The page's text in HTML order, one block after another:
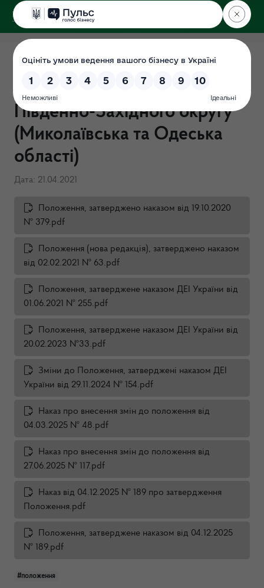
ДЕРЖЕКОІНСПЕКЦІЯ
Положення про Державну
екологічну інспекцію
Південно-Західного округу
(Миколаївська та Одеська
області)
Дата: 21.04.2021
Положення, затверджено наказом від 19.10.2020
№ 379.pdf
Положення (нова редакція), затверджено наказом
від 02.02.2021 № 63.pdf
Положення, затверджене наказом ДЕІ України від
01.06.2021 № 255.pdf
Положення, затверджене наказом ДЕІ України від
20.02.2023 №33.pdf
Зміни до Положення, затверджені наказом ДЕІ
України від 29.11.2024 № 154.pdf
Наказ про внесення змін до положення від
04.03.2025 № 48.pdf
Наказ про внесення змін до положення від
27.06.2025 № 117.pdf
Наказ від 04.12.2025 № 189 про затвердження
Положення.pdf
Положення, затверджене наказом від 04.12.2025
№ 189.pdf
#положення